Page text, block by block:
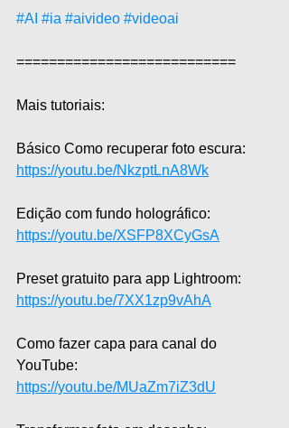
#AI #ia #aivideo #videoai
===========================
Mais tutoriais:
Básico Como recuperar foto escura:
https://youtu.be/NkzptLnA8Wk
Edição com fundo holográfico:
https://youtu.be/XSFP8XCyGsA
Preset gratuito para app Lightroom:
https://youtu.be/7XX1zp9vAhA
Como fazer capa para canal do
YouTube:
https://youtu.be/MUaZm7iZ3dU